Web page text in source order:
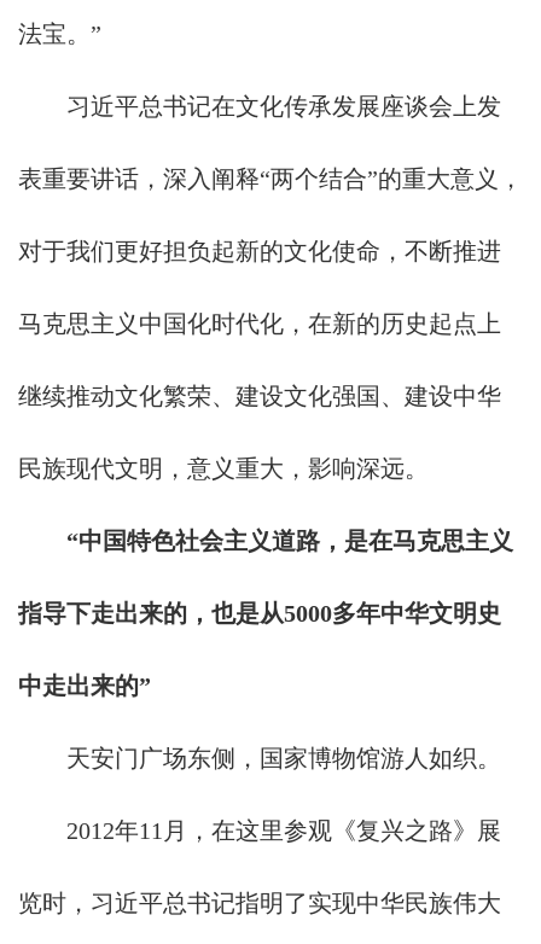
心
法宝。”
习近平总书记在文化传承发展座谈会上发
表重要讲话，深入阐释“两个结合”的重大意义，
对于我们更好担负起新的文化使命，不断推进
马克思主义中国化时代化，在新的历史起点上
继续推动文化繁荣、建设文化强国、建设中华
民族现代文明，意义重大，影响深远。
“中国特色社会主义道路，是在马克思主义
指导下走出来的，也是从5000多年中华文明史
中走出来的”
天安门广场东侧，国家博物馆游人如织。
2012年11月，在这里参观《复兴之路》展
览时，习近平总书记指明了实现中华民族伟大